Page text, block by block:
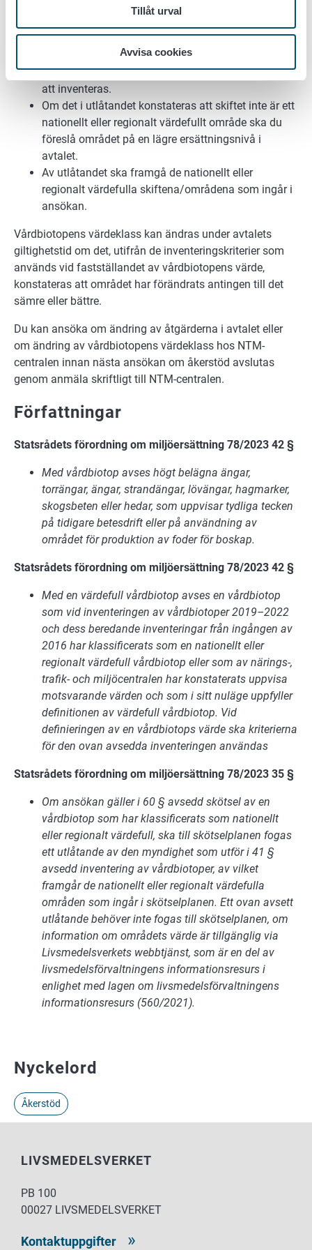
Tillåt urval
Avvisa cookies
Nyckelord
Åkerstöd
Har området särskilda art- eller
utarbetar skötselplanen och skötselåtgärderna
I fråga om nya områden eller områden som inte
inventerats konstateras i utlåtandet när de kommer
att inventeras.
Om det i utlåtandet konstateras att skiftet inte är ett
nationellt eller regionalt värdefullt område ska du
föreslå området på en lägre ersättningsnivå i
avtalet.
Av utlåtandet ska framgå de nationellt eller
regionalt värdefulla skiftena/områdena som ingår i
ansökan.
Vårdbiotopens värdeklass kan ändras under avtalets
giltighetstid om det, utifrån de inventeringskriterier som
används vid fastställandet av vårdbiotopens värde,
konstateras att området har förändrats antingen till det
sämre eller bättre.
Du kan ansöka om ändring av åtgärderna i avtalet eller
om ändring av vårdbiotopens värdeklass hos NTM-
centralen innan nästa ansökan om åkerstöd avslutas
genom anmäla skriftligt till NTM-centralen.
Författningar
Statsrådets förordning om miljöersättning 78/2023 42 §
Med vårdbiotop avses högt belägna ängar,
torrängar, ängar, strandängar, lövängar, hagmarker,
skogsbeten eller hedar, som uppvisar tydliga tecken
på tidigare betesdrift eller på användning av
området för produktion av foder för boskap.
Statsrådets förordning om miljöersättning 78/2023 42 §
Med en värdefull vårdbiotop avses en vårdbiotop
som vid inventeringen av vårdbiotoper 2019–2022
och dess beredande inventeringar från ingången av
2016 har klassificerats som en nationellt eller
regionalt värdefull vårdbiotop eller som av närings-,
trafik- och miljöcentralen har konstaterats uppvisa
motsvarande värden och som i sitt nuläge uppfyller
definitionen av värdefull vårdbiotop. Vid
definieringen av en vårdbiotops värde ska kriterierna
för den ovan avsedda inventeringen användas
Statsrådets förordning om miljöersättning 78/2023 35 §
Om ansökan gäller i 60 § avsedd skötsel av en
vårdbiotop som har klassificerats som nationellt
eller regionalt värdefull, ska till skötselplanen fogas
ett utlåtande av den myndighet som utför i 41 §
avsedd inventering av vårdbiotoper, av vilket
framgår de nationellt eller regionalt värdefulla
områden som ingår i skötselplanen. Ett ovan avsett
utlåtande behöver inte fogas till skötselplanen, om
information om områdets värde är tillgänglig via
Livsmedelsverkets webbtjänst, som är en del av
livsmedelsförvaltningens informationsresurs i
enlighet med lagen om livsmedelsförvaltningens
informationsresurs (560/2021).
LIVSMEDELSVERKET
PB 100
00027 LIVSMEDELSVERKET
Kontaktuppgifter